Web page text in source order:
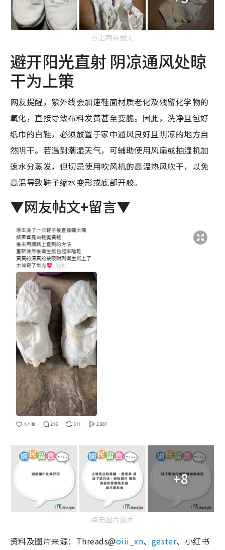
点击图片放大
避开阳光直射 阴凉通风处晾
干为上策
网友提醒，紫外线会加速鞋面材质老化及残留化学物的
氧化，直接导致布料发黄甚至变脆。因此，洗净且包好
纸巾的白鞋，必须放置于家中通风良好且阴凉的地方自
然阴干。若遇到潮湿天气，可辅助使用风扇或抽湿机加
速水分蒸发，但切忌使用吹风机的高温热风吹干，以免
高温导致鞋子缩水变形或底部开胶。
▼网友帖文+留言▼
+8
点击图片放大
资料及图片来源：Threads@oiii_xn、 gester、小红书